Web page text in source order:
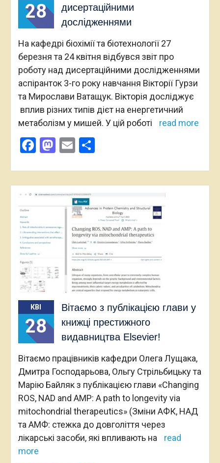
28
дисертаційними
дослідженнями
На кафедрі біохімії та біотехнології 27
березня та 24 квітня відбувся звіт про
роботу над дисертаційними дослідженнями
аспіранток 3-го року навчання Вікторії Гурзи
та Мирослави Ватащук. Вікторія досліджує
вплив різних типів дієт на енергетичний
метаболізм у мишей. У цій роботі
read more
Facebook
Mastodon
EmailПоділитися
КВІ
28
Вітаємо з публікацією глави у
книжці престижного
видавництва Elsevier!
Вітаємо працівників кафедри Олега Лущака,
Дмитра Господарьова, Ольгу Стрільбицьку та
Марію Байляк з публікацією глави «Changing
ROS, NAD and AMP: A path to longevity via
mitochondrial therapeutics» (Зміни АФК, НАД
та АМФ: стежка до довголіття через
лікарські засоби, які впливають на
read
more